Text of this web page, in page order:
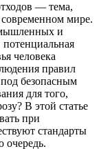
— тема,
современном мире.
и
человека
правил
безопасным
для того,
В этой статье
при
стандарты
очередь.